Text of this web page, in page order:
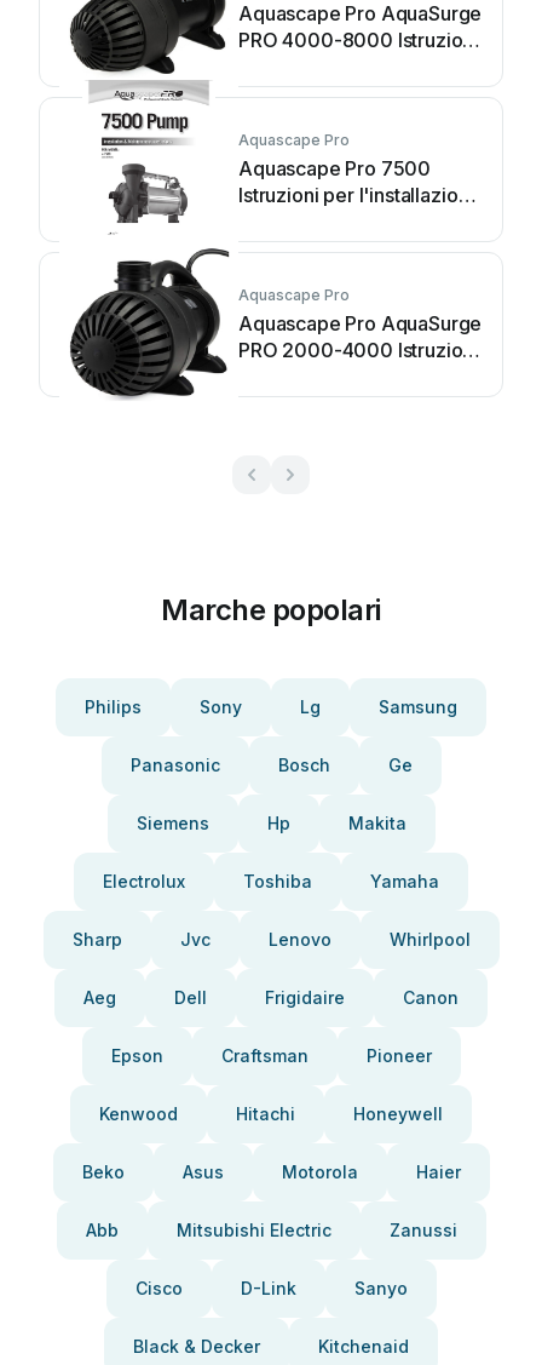
Aquascape Pro AquaSurge
PRO 4000-8000 Istruzioni
Aquascape Pro
Aquascape Pro 7500
Istruzioni per l'installazione
Aquascape Pro
Aquascape Pro AquaSurge
PRO 2000-4000 Istruzioni
Marche popolari
Philips Sony Lg Samsung
Panasonic Bosch Ge
Siemens Hp Makita
Electrolux Toshiba Yamaha
Sharp Jvc Lenovo Whirlpool
Aeg Dell Frigidaire Canon
Epson Craftsman Pioneer
Kenwood Hitachi Honeywell
Beko Asus Motorola Haier
Abb Mitsubishi Electric Zanussi
Cisco D-Link Sanyo
Black & Decker Kitchenaid